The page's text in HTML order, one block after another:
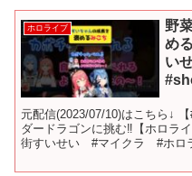
ホロライブ
野
め
い
元配信(2023/07/10)はこちら↓
ダードラゴンに挑む‼【ホロラ
街すいせい #マイクラ #ホロ